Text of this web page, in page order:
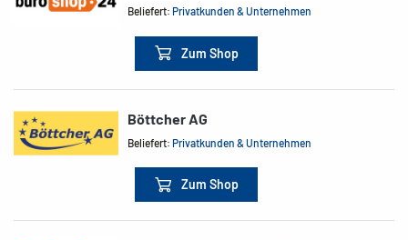
Beliefert:Privatkunden & Unternehmen
Zum Shop
Böttcher AG
Beliefert:Privatkunden & Unternehmen
Zum Shop